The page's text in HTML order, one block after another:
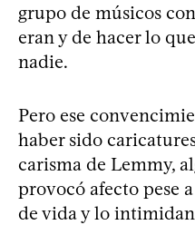
grupo de músicos
eran y de hacer lo
nadie.
Pero ese
haber sido
carisma de Lemmy,
provocó afecto pese
de vida y lo